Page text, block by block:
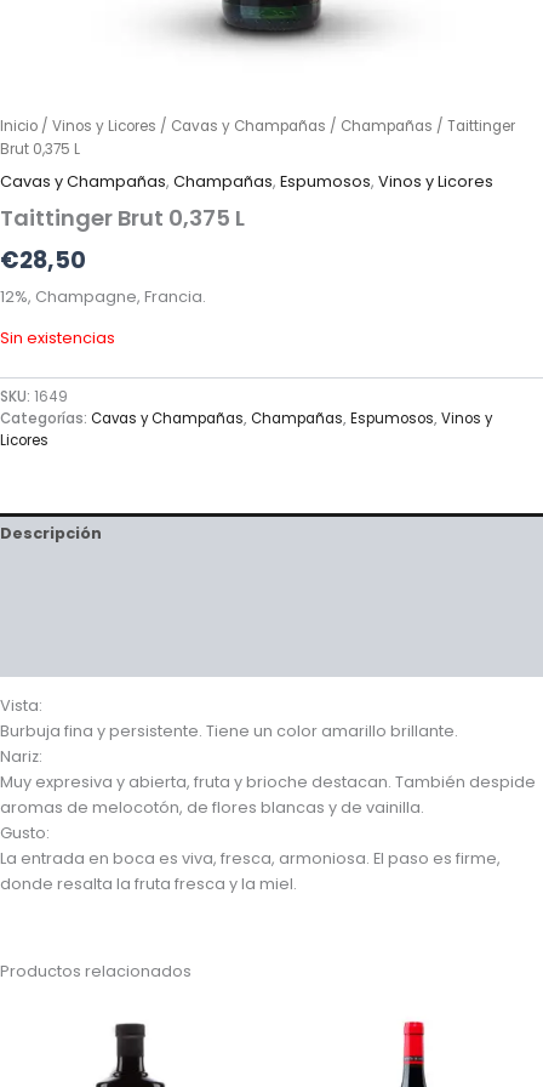
Inicio / Vinos y Licores / Cavas y Champañas / Champañas / Taittinger
Brut 0,375 L
Cavas y Champañas, Champañas, Espumosos, Vinos y Licores
Taittinger Brut 0,375 L
€28,50
12%, Champagne, Francia.
Sin existencias
SKU: 1649
Categorías: Cavas y Champañas, Champañas, Espumosos, Vinos y
Licores
Descripción
Vista:
Burbuja fina y persistente. Tiene un color amarillo brillante.
Nariz:
Muy expresiva y abierta, fruta y brioche destacan. También despide
aromas de melocotón, de flores blancas y de vainilla.
Gusto:
La entrada en boca es viva, fresca, armoniosa. El paso es firme,
donde resalta la fruta fresca y la miel.
Productos relacionados